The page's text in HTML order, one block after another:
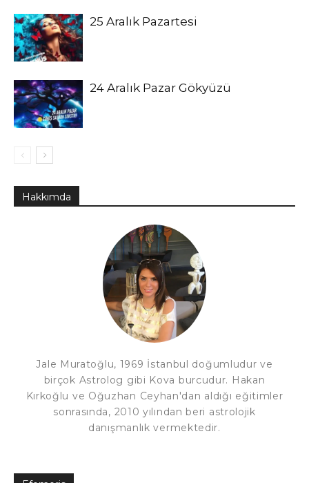
25 Aralık Pazartesi
24 Aralık Pazar Gökyüzü
Hakkımda
Jale Muratoğlu, 1969 İstanbul doğumludur ve
birçok Astrolog gibi Kova burcudur. Hakan
Kırkoğlu ve Oğuzhan Ceyhan'dan aldığı eğitimler
sonrasında, 2010 yılından beri astrolojik
danışmanlık vermektedir.